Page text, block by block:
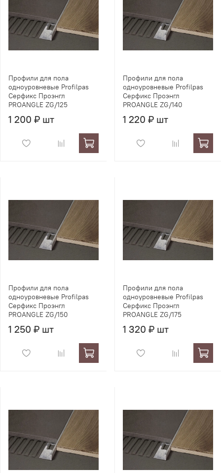
Профили для пола
одноуровневые Profilpas
Серфикс Проэнгл
PROANGLE ZG/125
1 200 ₽ шт
Профили для пола
одноуровневые Profilpas
Серфикс Проэнгл
PROANGLE ZG/140
1 220 ₽ шт
Профили для пола
одноуровневые Profilpas
Серфикс Проэнгл
PROANGLE ZG/150
1 250 ₽ шт
Профили для пола
одноуровневые Profilpas
Серфикс Проэнгл
PROANGLE ZG/175
1 320 ₽ шт